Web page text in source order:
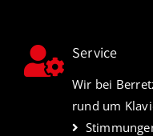
Service
Wir bei
rund um